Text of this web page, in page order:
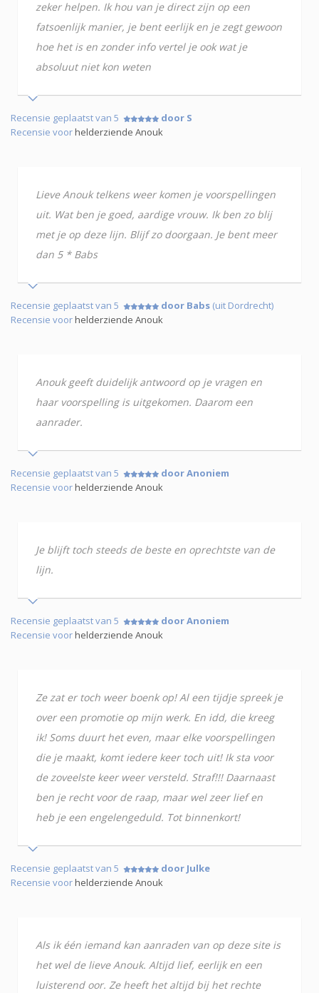
zeker helpen. Ik hou van je direct zijn op een
fatsoenlijk manier, je bent eerlijk en je zegt gewoon
hoe het is en zonder info vertel je ook wat je
absoluut niet kon weten
Recensie geplaatst van 5
door S
Recensie voorhelderziende Anouk
Lieve Anouk telkens weer komen je voorspellingen
uit. Wat ben je goed, aardige vrouw. Ik ben zo blij
met je op deze lijn. Blijf zo doorgaan. Je bent meer
dan 5 * Babs
Recensie geplaatst van 5 door Babs (uit Dordrecht)
Recensie voorhelderziende Anouk
Anouk geeft duidelijk antwoord op je vragen en
haar voorspelling is uitgekomen. Daarom een
aanrader.
Recensie geplaatst van 5
door Anoniem
Recensie voorhelderziende Anouk
Je blijft toch steeds de beste en oprechtste van de
lijn.
Recensie geplaatst van 5
door Anoniem
Recensie voorhelderziende Anouk
Ze zat er toch weer boenk op! Al een tijdje spreek je
over een promotie op mijn werk. En idd, die kreeg
ik! Soms duurt het even, maar elke voorspellingen
die je maakt, komt iedere keer toch uit! Ik sta voor
de zoveelste keer weer versteld. Straf!!! Daarnaast
ben je recht voor de raap, maar wel zeer lief en
heb je een engelengeduld. Tot binnenkort!
Recensie geplaatst van 5
door Julke
Recensie voorhelderziende Anouk
Als ik één iemand kan aanraden van op deze site is
het wel de lieve Anouk. Altijd lief, eerlijk en een
luisterend oor. Ze heeft het altijd bij het rechte